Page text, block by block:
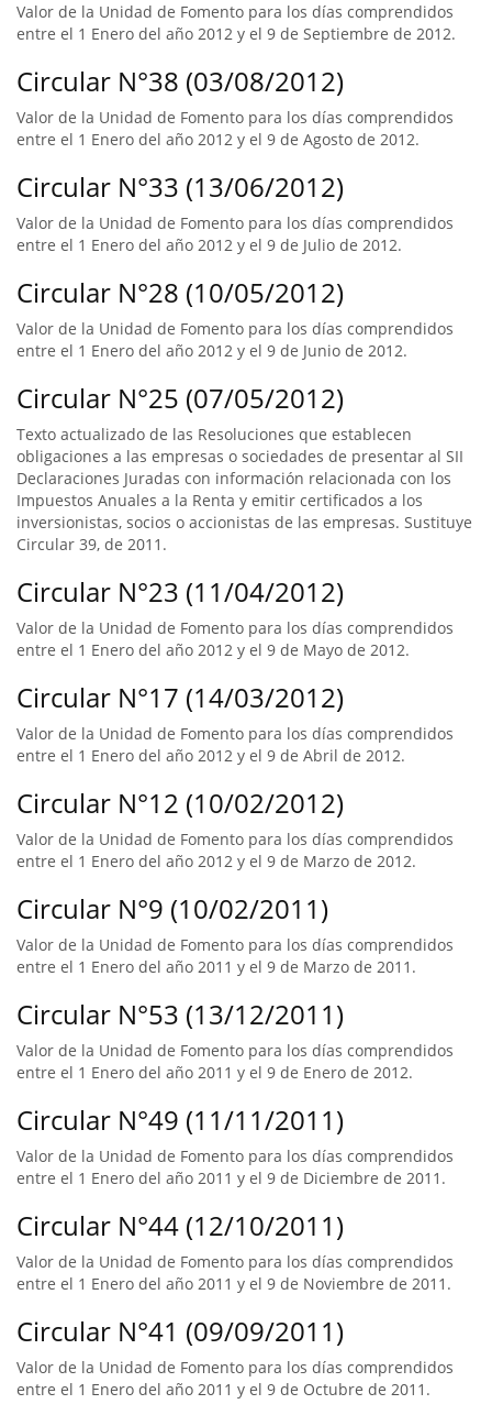
Valor de la Unidad de Fomento para los días comprendidos
entre el 1 Enero del año 2012 y el 9 de Septiembre de 2012.
Circular N°38 (03/08/2012)
Valor de la Unidad de Fomento para los días comprendidos
entre el 1 Enero del año 2012 y el 9 de Agosto de 2012.
Circular N°33 (13/06/2012)
Valor de la Unidad de Fomento para los días comprendidos
entre el 1 Enero del año 2012 y el 9 de Julio de 2012.
Circular N°28 (10/05/2012)
Valor de la Unidad de Fomento para los días comprendidos
entre el 1 Enero del año 2012 y el 9 de Junio de 2012.
Circular N°25 (07/05/2012)
Texto actualizado de las Resoluciones que establecen
obligaciones a las empresas o sociedades de presentar al SII
Declaraciones Juradas con información relacionada con los
Impuestos Anuales a la Renta y emitir certificados a los
inversionistas, socios o accionistas de las empresas. Sustituye
Circular 39, de 2011.
Circular N°23 (11/04/2012)
Valor de la Unidad de Fomento para los días comprendidos
entre el 1 Enero del año 2012 y el 9 de Mayo de 2012.
Circular N°17 (14/03/2012)
Valor de la Unidad de Fomento para los días comprendidos
entre el 1 Enero del año 2012 y el 9 de Abril de 2012.
Circular N°12 (10/02/2012)
Valor de la Unidad de Fomento para los días comprendidos
entre el 1 Enero del año 2012 y el 9 de Marzo de 2012.
Circular N°9 (10/02/2011)
Valor de la Unidad de Fomento para los días comprendidos
entre el 1 Enero del año 2011 y el 9 de Marzo de 2011.
Circular N°53 (13/12/2011)
Valor de la Unidad de Fomento para los días comprendidos
entre el 1 Enero del año 2011 y el 9 de Enero de 2012.
Circular N°49 (11/11/2011)
Valor de la Unidad de Fomento para los días comprendidos
entre el 1 Enero del año 2011 y el 9 de Diciembre de 2011.
Circular N°44 (12/10/2011)
Valor de la Unidad de Fomento para los días comprendidos
entre el 1 Enero del año 2011 y el 9 de Noviembre de 2011.
Circular N°41 (09/09/2011)
Valor de la Unidad de Fomento para los días comprendidos
entre el 1 Enero del año 2011 y el 9 de Octubre de 2011.